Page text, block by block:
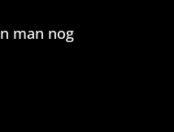
man nog